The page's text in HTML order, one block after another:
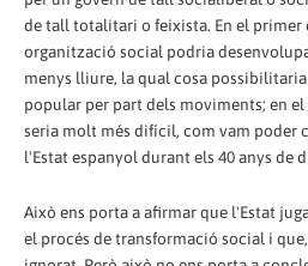
de tall totalitari o feixista. En el primer
organització social podria
menys lliure, la qual cosa
popular per part dels moviments; en el
seria molt més difícil, com vam poder
l'Estat espanyol durant els 40 anys de
Això ens porta a afirmar que l'Estat
el procés de transformació social i